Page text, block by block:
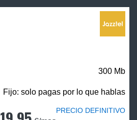
300 Mb
Fijo: solo pagas por lo que hablas
PRECIO DEFINITIVO